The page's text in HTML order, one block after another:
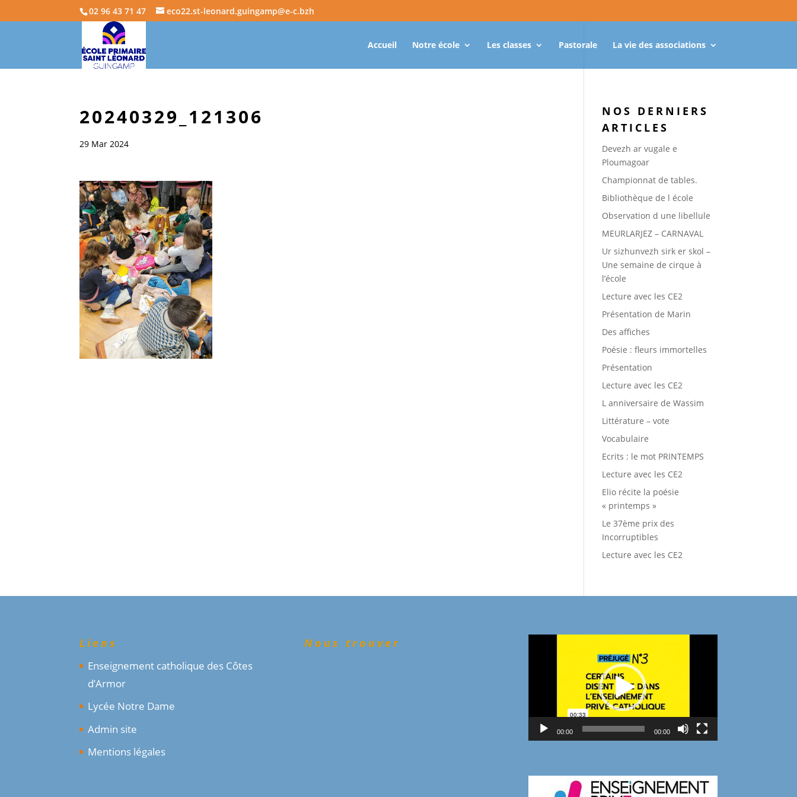
02 96 43 71 47 eco22.st-leonard.guingamp@e-c.bzh
Accueil Notre école Les classes Pastorale La vie des associations
20240329_121306
29 Mar 2024
NOS DERNIERS
ARTICLES
Devezh ar vugale e
Ploumagoar
Championnat de tables.
Bibliothèque de l école
Observation d une libellule
MEURLARJEZ – CARNAVAL
Ur sizhunvezh sirk er skol –
Une semaine de cirque à
l’école
Lecture avec les CE2
Présentation de Marin
Des affiches
Poésie : fleurs immortelles
Présentation
Lecture avec les CE2
L anniversaire de Wassim
Littérature – vote
Vocabulaire
Ecrits : le mot PRINTEMPS
Lecture avec les CE2
Elio récite la poésie
« printemps »
Le 37ème prix des
Incorruptibles
Lecture avec les CE2
Liens
Enseignement catholique des Côtes
d’Armor
Lycée Notre Dame
Admin site
Mentions légales
Nous trouver
00:00 00:00